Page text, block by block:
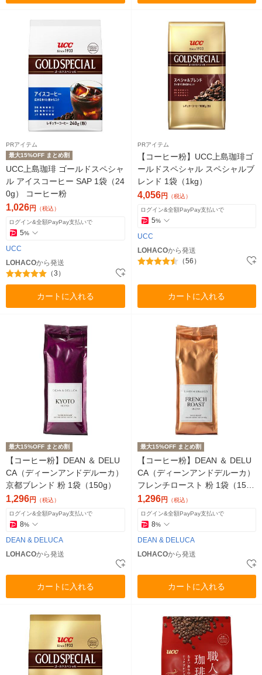
PRアイテム
最大15%OFF まとめ割
UCC上島珈琲 ゴールドスペシャ
ル アイスコーヒー SAP 1袋（24
0g） コーヒー粉
1,026円 （税込）
ログイン&全額PayPay支払いで
5%
UCC
LOHACOから発送
（3）
カートに入れる
PRアイテム
【コーヒー粉】UCC上島珈琲ゴ
ールドスペシャル スペシャルブ
レンド 1袋（1kg）
4,056円 （税込）
ログイン&全額PayPay支払いで
5%
UCC
LOHACOから発送
（56）
カートに入れる
最大15%OFF まとめ割
【コーヒー粉】DEAN ＆ DELU
CA（ディーンアンドデルーカ）
京都ブレンド 粉 1袋（150g）
1,296円 （税込）
ログイン&全額PayPay支払いで
8%
DEAN & DELUCA
LOHACOから発送
カートに入れる
最大15%OFF まとめ割
【コーヒー粉】DEAN ＆ DELU
CA（ディーンアンドデルーカ）
フレンチロースト 粉 1袋（150
g）
1,296円 （税込）
ログイン&全額PayPay支払いで
8%
DEAN & DELUCA
LOHACOから発送
カートに入れる